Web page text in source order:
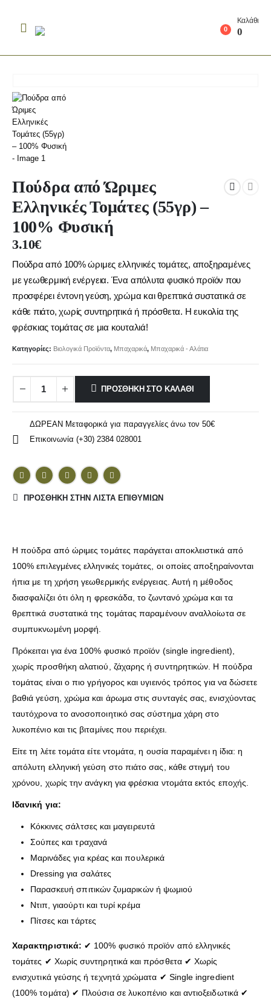
0
Καλάθι
0
Πούδρα από Ώριμες
Ελληνικές Τομάτες (55γρ) –
100% Φυσική
3.10€
Πούδρα από 100% ώριμες ελληνικές τομάτες, αποξηραμένες
με γεωθερμική ενέργεια. Ένα απόλυτα φυσικό προϊόν που
προσφέρει έντονη γεύση, χρώμα και θρεπτικά συστατικά σε
κάθε πιάτο, χωρίς συντηρητικά ή πρόσθετα. Η ευκολία της
φρέσκιας τομάτας σε μια κουταλιά!
Κατηγορίες: Βιολογικά Προϊόντα, Μπαχαρικά, Μπαχαρικά - Αλάτια
ΠΡΟΣΘΉΚΗ ΣΤΟ ΚΑΛΆΘΙ
ΔΩΡΕΑΝ Μεταφορικά για παραγγελίες άνω τον 50€
Επικοινωνία (+30) 2384 028001
ΠΡΌΣΘΉΚΗ ΣΤΗΝ ΛΊΣΤΑ ΕΠΙΘΥΜΙΏΝ
Η πούδρα από ώριμες τομάτες παράγεται αποκλειστικά από
100% επιλεγμένες ελληνικές τομάτες, οι οποίες αποξηραίνονται
ήπια με τη χρήση γεωθερμικής ενέργειας. Αυτή η μέθοδος
διασφαλίζει ότι όλη η φρεσκάδα, το ζωντανό χρώμα και τα
θρεπτικά συστατικά της τομάτας παραμένουν αναλλοίωτα σε
συμπυκνωμένη μορφή.
Πρόκειται για ένα 100% φυσικό προϊόν (single ingredient),
χωρίς προσθήκη αλατιού, ζάχαρης ή συντηρητικών. Η πούδρα
τομάτας είναι ο πιο γρήγορος και υγιεινός τρόπος για να δώσετε
βαθιά γεύση, χρώμα και άρωμα στις συνταγές σας, ενισχύοντας
ταυτόχρονα το ανοσοποιητικό σας σύστημα χάρη στο
λυκοπένιο και τις βιταμίνες που περιέχει.
Είτε τη λέτε τομάτα είτε ντομάτα, η ουσία παραμένει η ίδια: η
απόλυτη ελληνική γεύση στο πιάτο σας, κάθε στιγμή του
χρόνου, χωρίς την ανάγκη για φρέσκια ντομάτα εκτός εποχής.
Ιδανική για:
Κόκκινες σάλτσες και μαγειρευτά
Σούπες και τραχανά
Μαρινάδες για κρέας και πουλερικά
Dressing για σαλάτες
Παρασκευή σπιτικών ζυμαρικών ή ψωμιού
Ντιπ, γιαούρτι και τυρί κρέμα
Πίτσες και τάρτες
Χαρακτηριστικά: ✔ 100% φυσικό προϊόν από ελληνικές
τομάτες ✔ Χωρίς συντηρητικά και πρόσθετα ✔ Χωρίς
ενισχυτικά γεύσης ή τεχνητά χρώματα ✔ Single ingredient
(100% τομάτα) ✔ Πλούσια σε λυκοπένιο και αντιοξειδωτικά ✔